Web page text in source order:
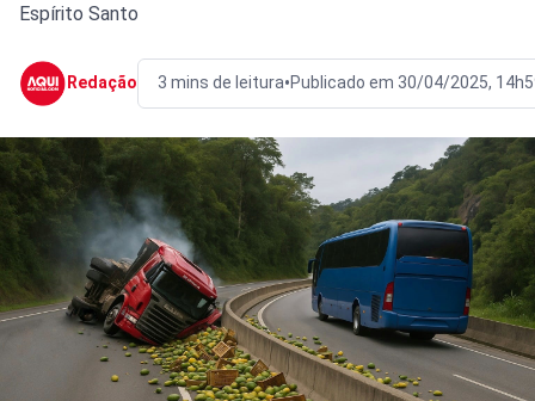
Espírito Santo
Redação 3 mins de leitura•Publicado em 30/04/2025,